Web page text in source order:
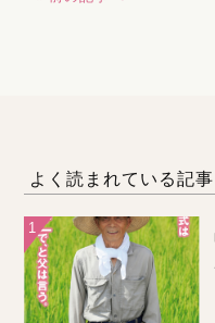
よく読まれている記事